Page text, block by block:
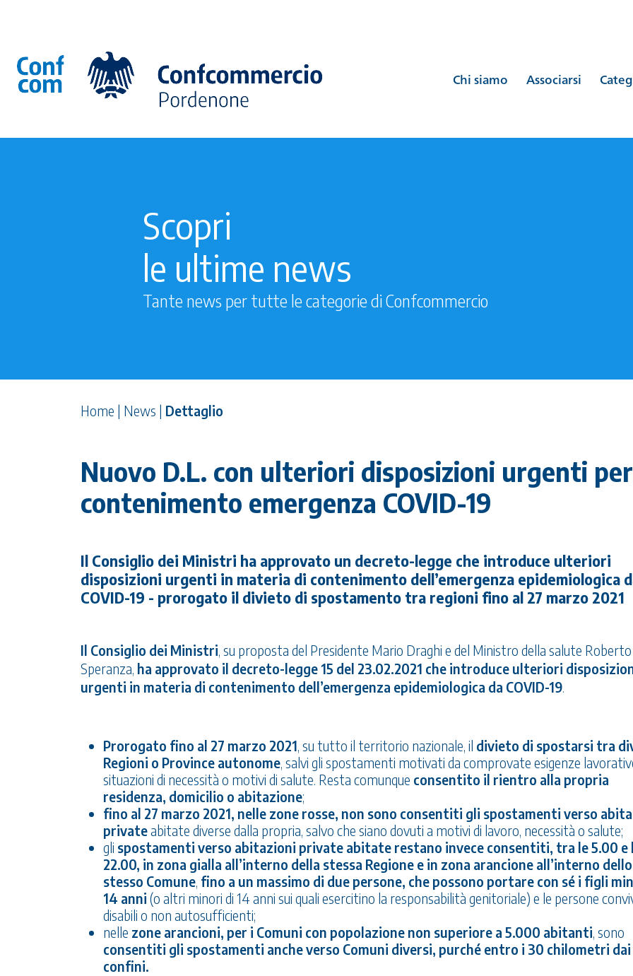
Chi siamo Associarsi
Scopri
le ultime news
Tante news per tutte le categorie di Confcommercio
Home | News | Dettaglio
Nuovo D.L. con ulteriori disposizioni urgenti
contenimento emergenza COVID-19
Il Consiglio dei Ministri ha approvato un decreto-legge che introduce ulteriori
disposizioni urgenti in materia di contenimento dell’emergenza epidemiologica
COVID-19 - prorogato il divieto di spostamento tra regioni fino al 27 marzo 2021
Il Consiglio dei Ministri, su proposta del Presidente Mario Draghi e del Ministro della salute Roberto
Speranza, ha approvato il decreto-legge 15 del 23.02.2021 che introduce ulteriori
urgenti in materia di contenimento dell’emergenza epidemiologica da COVID-19.
Prorogato fino al 27 marzo 2021, su tutto il territorio nazionale, il divieto di spostarsi tra
Regioni o Province autonome, salvi gli spostamenti motivati da comprovate esigenze
situazioni di necessità o motivi di salute. Resta comunque consentito il rientro alla propria
residenza, domicilio o abitazione;
fino al 27 marzo 2021, nelle zone rosse, non sono consentiti gli spostamenti verso
privateabitate diverse dalla propria, salvo che siano dovuti a motivi di lavoro, necessità o salute;
gli spostamenti verso abitazioni private abitate restano invece consentiti, tra le 5.00 e
22.00, in zona gialla all’interno della stessa Regione e in zona arancione all’interno dello
stesso Comune, fino a un massimo di due persone, che possono portare con sé i figli
14 anni (o altri minori di 14 anni sui quali esercitino la responsabilità genitoriale) e le persone
disabili o non autosufficienti;
nelle zone arancioni, per i Comuni con popolazione non superiore a 5.000 abitanti, sono
consentiti gli spostamenti anche verso Comuni diversi, purché entro i 30 chilometri dai
confini.